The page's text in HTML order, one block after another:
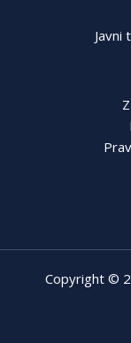
Javni
Copyright ©